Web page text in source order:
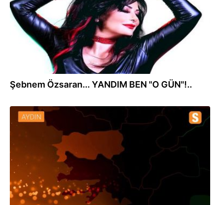
Şebnem Özsaran... YANDIM BEN "O GÜN"!..
29.01.2021